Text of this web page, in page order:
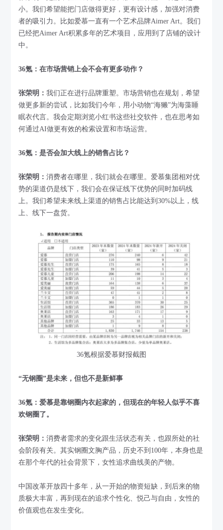
小。我们希望能把门店做得更好，更有设计感，加强对消费
者的吸引力。比如爱慕一直有一个艺术品牌Aimer Art。我们
已经把Aimer Art积累多年的艺术项目，应用到了店铺的设计
中。
36氪：在市场营销上会不会有更多动作？
张荣明：我们正在进行品牌重塑。市场营销也在规划，希望
做更多新的尝试，比如我们今年，用小动物“海獭”为海藻睡
眠衣代言。我会定期浏览小红书这些社交软件，也在思考如
何通过AI做更有效的检索设置和市场运营。
36氪：是否会加大线上的销售占比？
张荣明：消费者在哪里，我们就会在哪里。爱慕集团相对优
势的渠道仍是线下，我们会在保证线下优势的同时加码线
上。我们希望未来线上渠道的销售占比能达到30%以上，线
上、线下一盘货。
36氪根据爱慕财报截图
“无钢圈”是未来，但也不是新鲜事
36氪：爱慕是靠钢圈内衣起家的，但现在的年轻人似乎不喜
欢钢圈了。
张荣明：消费者需求的变化跟生活状态有关，也跟所处的社
会阶段有关。其实钢圈文胸产品，历史不到100年，本身也是
在那个年代的社会背景下，女性追求曲线美的产物。
中国改革开放四十多年，从一开始的物资短缺，到后来的物
质极大丰富，再到现在的追求个性化、悦己与自由，女性的
价值观也在发生变化。